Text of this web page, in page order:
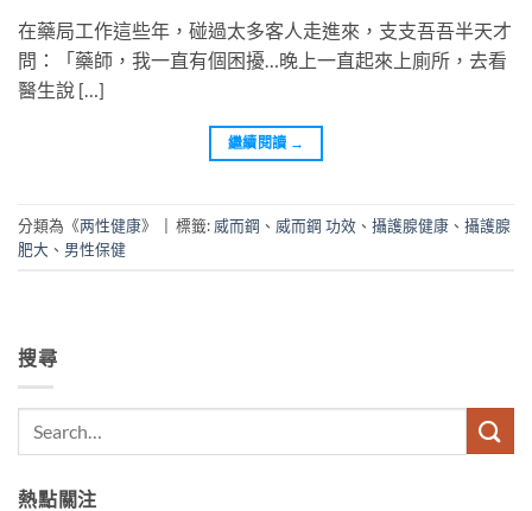
在藥局工作這些年，碰過太多客人走進來，支支吾吾半天才
問：「藥師，我一直有個困擾…晚上一直起來上廁所，去看
醫生說 […]
繼續閱讀 →
分類為《两性健康》 標籤: 威而鋼 、 威而鋼 功效 、 攝護腺健康 、 攝護腺
肥大 、 男性保健
搜尋
熱點關注